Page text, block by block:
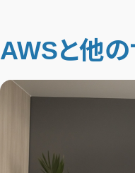
AWSと他